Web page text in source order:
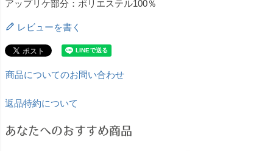
アップリケ部分：ポリエステル100％
レビューを書く
商品についてのお問い合わせ
返品特約について
あなたへのおすすめ商品